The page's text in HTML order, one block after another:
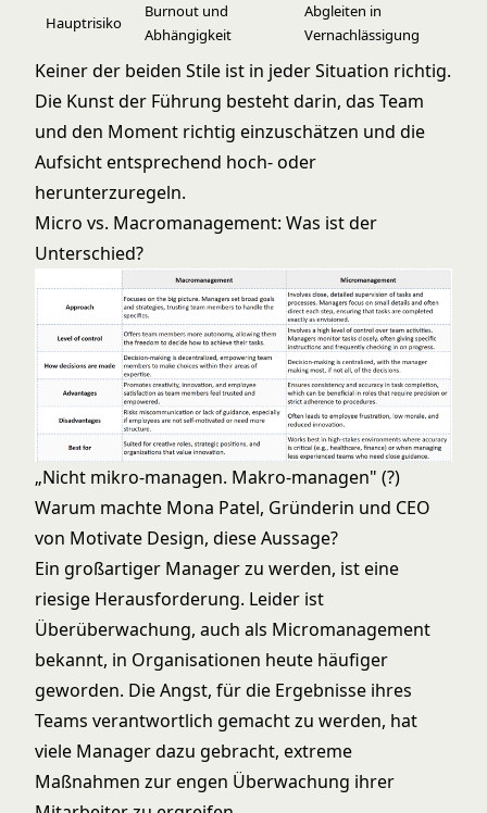
Hauptrisiko
Burnout und
Abhängigkeit
Abgleiten in
Vernachlässigung
Keiner der beiden Stile ist in jeder Situation richtig.
Die Kunst der Führung besteht darin, das Team
und den Moment richtig einzuschätzen und die
Aufsicht entsprechend hoch- oder
herunterzuregeln.
Micro vs. Macromanagement: Was ist der
Unterschied?
„Nicht mikro-managen. Makro-managen" (?)
Warum machte Mona Patel, Gründerin und CEO
von Motivate Design, diese Aussage?
Ein großartiger Manager zu werden, ist eine
riesige Herausforderung. Leider ist
Überüberwachung, auch als Micromanagement
bekannt, in Organisationen heute häufiger
geworden. Die Angst, für die Ergebnisse ihres
Teams verantwortlich gemacht zu werden, hat
viele Manager dazu gebracht, extreme
Maßnahmen zur engen Überwachung ihrer